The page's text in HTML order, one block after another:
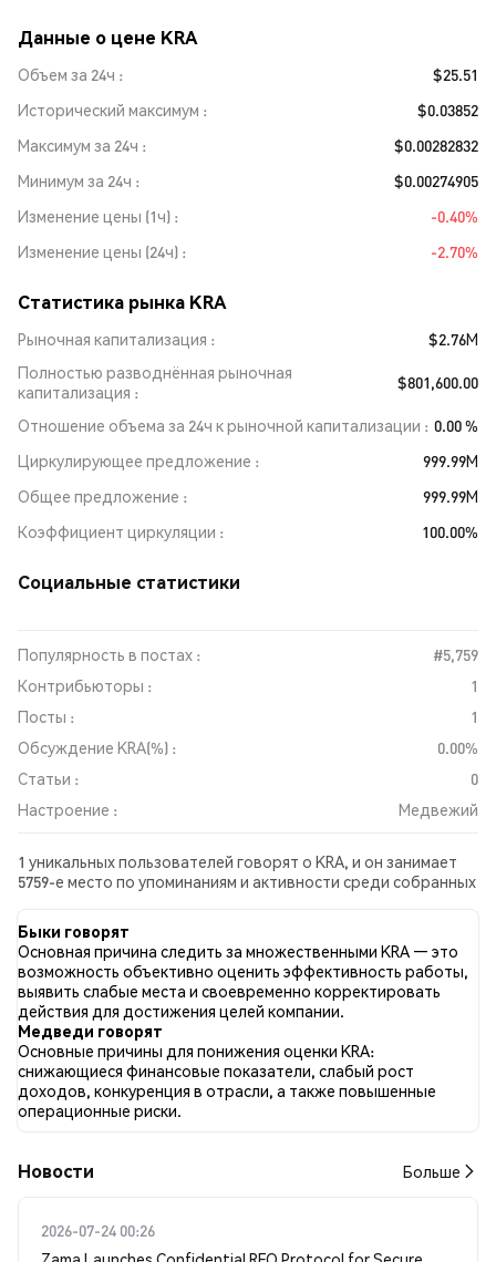
Данные о цене KRA
Объем за 24ч
$25.51
Исторический максимум
$0.03852
Максимум за 24ч
$0.00282832
Минимум за 24ч
$0.00274905
Изменение цены (1ч)
-0.40%
Изменение цены (24ч)
-2.70%
Статистика рынка KRA
Рыночная капитализация
$2.76M
Полностью разводнённая рыночная
капитализация
$801,600.00
Отношение объема за 24ч к рыночной капитализации
0.00 %
Циркулирующее предложение
999.99M
Общее предложение
999.99M
Коэффициент циркуляции
100.00%
Социальные статистики
Популярность в постах :
#5,759
Контрибьюторы :
1
Посты :
1
Обсуждение KRA(%) :
0.00%
Статьи :
0
Настроение :
Медвежий
1 уникальных пользователей говорят о KRA, и он занимает
5759-е место по упоминаниям и активности среди собранных
во всех социальных сетях было Медвежий. Всего было
опубликовано 0 новостных статей о KRA. В Twitter 0.00%
твитов имели бычий настрой по сравнению с 100.00% твитов
с медвежьим настроем по KRA. 0.00% твитов были
нейтральными по отношению к KRA. Эти данные основаны
на 1 твитах.
Быки говорят
Основная причина следить за множественными KRA — это
возможность объективно оценить эффективность работы,
выявить слабые места и своевременно корректировать
действия для достижения целей компании.
Медведи говорят
Основные причины для понижения оценки KRA:
снижающиеся финансовые показатели, слабый рост
доходов, конкуренция в отрасли, а также повышенные
операционные риски.
Новости Больше
2026-07-24 00:26